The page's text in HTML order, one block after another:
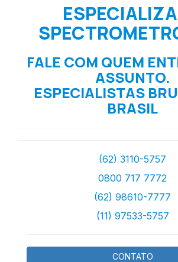
FALE COM QUEM
ASSUNTO.
ESPECIALISTAS
BRASIL
(62) 3110-5757
0800 717 7772
(62) 98610-7777
(11) 97533-5757
CONTATO